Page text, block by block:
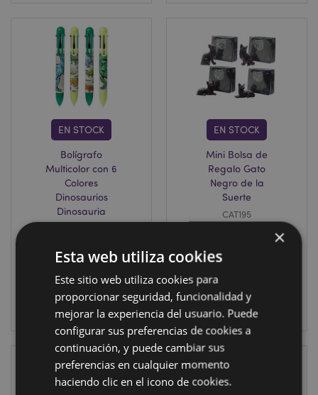
EN STOCK
Bolígrafo
Multicolor con 6
Colores
Dinosaurios
Dinosauria
2268 en stock
INICIAR
SESIÓN
EN STOCK
Mini Bolsa de
Regalo Gato
Negro de la
Suerte
CAT195
INICIAR
SESIÓN
×
Esta web utiliza cookies
Este sitio web utiliza cookies para
proporcionar seguridad, funcionalidad y
mejorar la experiencia del usuario. Puede
configurar sus preferencias de cookies a
continuación, y puede cambiar sus
preferencias en cualquier momento
haciendo clic en el icono de cookies.